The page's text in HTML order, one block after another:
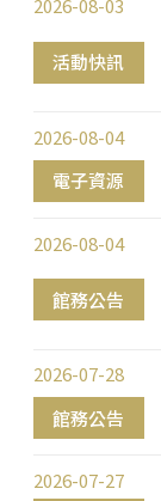
活動快訊
2026-08-03
電子資源
2026-08-04
館務公告
2026-08-04
館務公告
2026-07-28
2026-07-27